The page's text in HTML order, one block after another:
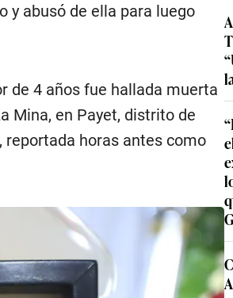
y abusó de ella para luego
de 4 años fue hallada muerta
Mina, en Payet, distrito de
reportada horas antes como